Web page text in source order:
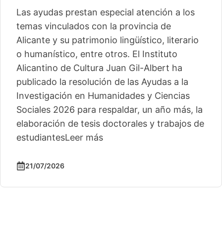
Las ayudas prestan especial atención a los
temas vinculados con la provincia de
Alicante y su patrimonio lingüístico, literario
o humanístico, entre otros. El Instituto
Alicantino de Cultura Juan Gil-Albert ha
publicado la resolución de las Ayudas a la
Investigación en Humanidades y Ciencias
Sociales 2026 para respaldar, un año más, la
elaboración de tesis doctorales y trabajos de
estudiantesLeer más
21/07/2026